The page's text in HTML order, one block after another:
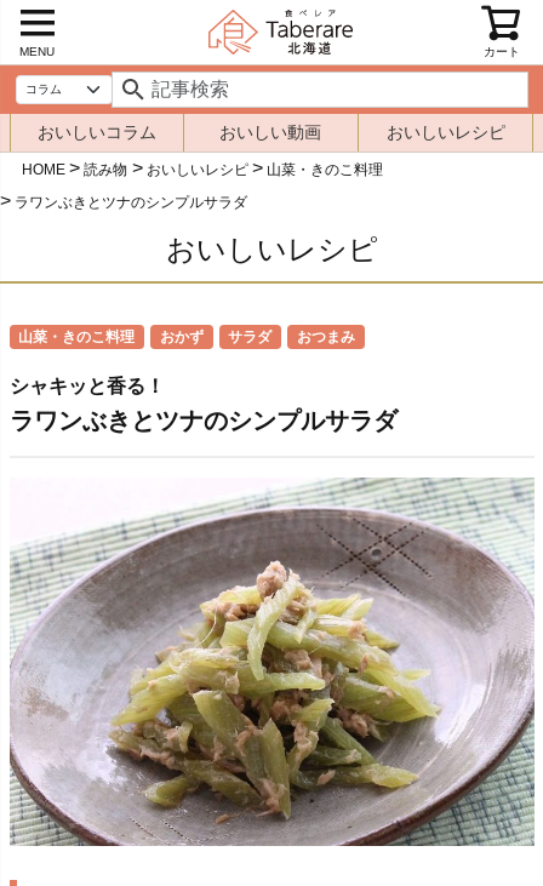
MENU カート
おいしいコラム おいしい動画 おいしいレシピ
HOME 読み物 おいしいレシピ
山菜・きのこ料理
ラワンぶきとツナのシンプルサラダ
おいしいレシピ
山菜・きのこ料理 おかず サラダ おつまみ
シャキッと香る！
ラワンぶきとツナのシンプルサラダ